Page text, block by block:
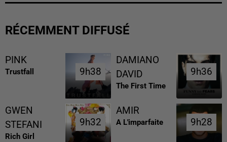
RÉCEMMENT DIFFUSÉ
PINK
Trustfall 9h38
9h38
DAMIANO
DAVID
The First Time
9h36
9h36
GWEN
STEFANI
Rich Girl
9h32
9h32
AMIR
A L'imparfaite 9h28
9h28